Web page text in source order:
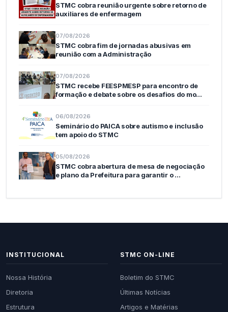
STMC cobra reunião urgente sobre retorno de
auxiliares de enfermagem
07/08/2026
STMC cobra fim de jornadas abusivas em
reunião com a Administração
07/08/2026
STMC recebe FEESPMESP para encontro de
formação e debate sobre os desafios do mo…
06/08/2026
Seminário do PAICA sobre autismo e inclusão
tem apoio do STMC
05/08/2026
STMC cobra abertura de mesa de negociação
e plano da Prefeitura para garantir o …
INSTITUCIONAL
Nossa História
Diretoria
Estrutura
STMC ON-LINE
Boletim do STMC
Últimas Notícias
Artigos e Matérias